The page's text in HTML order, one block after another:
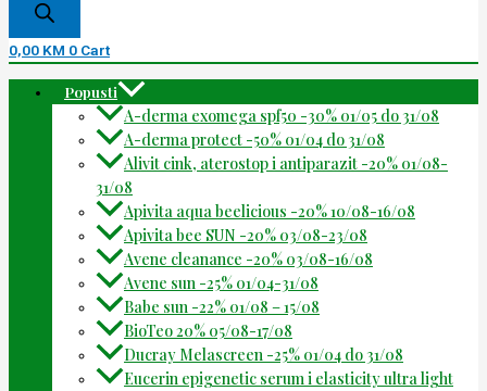
0,00 KM 0 Cart
Popusti
A-derma exomega spf50 -30% 01/05 do 31/08
A-derma protect -50% 01/04 do 31/08
Alivit cink, aterostop i antiparazit -20% 01/08-
31/08
Apivita aqua beelicious -20% 10/08-16/08
Apivita bee SUN -20% 03/08-23/08
Avene cleanance -20% 03/08-16/08
Avene sun -25% 01/04-31/08
Babe sun -22% 01/08 – 15/08
BioTeo 20% 05/08-17/08
Ducray Melascreen -25% 01/04 do 31/08
Eucerin epigenetic serum i elasticity ultra light